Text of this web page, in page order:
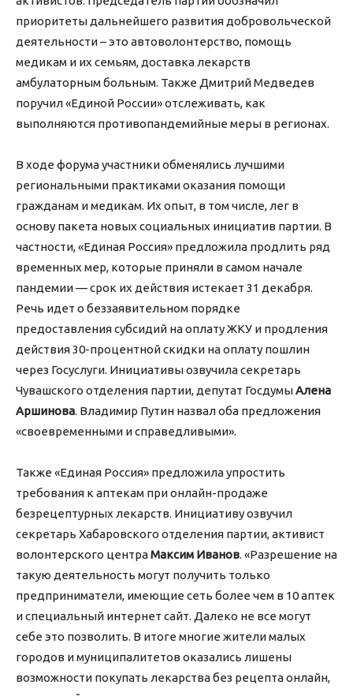
приоритеты дальнейшего развития добровольческой
деятельности – это автоволонтерство, помощь
медикам и их семьям, доставка лекарств
амбулаторным больным. Также Дмитрий Медведев
поручил «Единой России» отслеживать, как
выполняются противопандемийные меры в регионах.
В ходе форума участники обменялись лучшими
региональными практиками оказания помощи
гражданам и медикам. Их опыт, в том числе, лег в
основу пакета новых социальных инициатив партии. В
частности, «Единая Россия» предложила продлить ряд
временных мер, которые приняли в самом начале
пандемии — срок их действия истекает 31 декабря.
Речь идет о беззаявительном порядке
предоставления субсидий на оплату ЖКУ и продления
действия 30-процентной скидки на оплату пошлин
через Госуслуги. Инициативы озвучила секретарь
Чувашского отделения партии, депутат ГосдумыАлена
Аршинова. Владимир Путин назвал оба предложения
«своевременными и справедливыми».
Также «Единая Россия» предложила упростить
требования к аптекам при онлайн-продаже
безрецептурных лекарств. Инициативу озвучил
секретарь Хабаровского отделения партии, активист
волонтерского центраМаксим Иванов. «Разрешение на
такую деятельность могут получить только
предприниматели, имеющие сеть более чем в 10 аптек
и специальный интернет сайт. Далеко не все могут
себе это позволить. В итоге многие жители малых
городов и муниципалитетов оказались лишены
возможности покупать лекарства без рецепта онлайн,